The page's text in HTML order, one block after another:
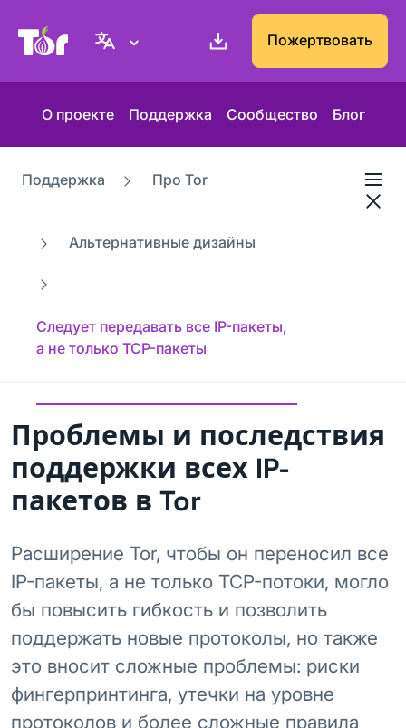
Веб-сайт Проекта Tor Пожертвовать
О проекте Поддержка Сообщество Блог
Поддержка Про Tor
Альтернативные дизайны
Следует передавать все IP-пакеты,
а не только TCP-пакеты
Проблемы и последствия
поддержки всех IP-
пакетов в Tor
Расширение Tor, чтобы он переносил все
IP-пакеты, а не только TCP-потоки, могло
бы повысить гибкость и позволить
поддержать новые протоколы, но также
это вносит сложные проблемы: риски
фингерпринтинга, утечки на уровне
протоколов и более сложные правила